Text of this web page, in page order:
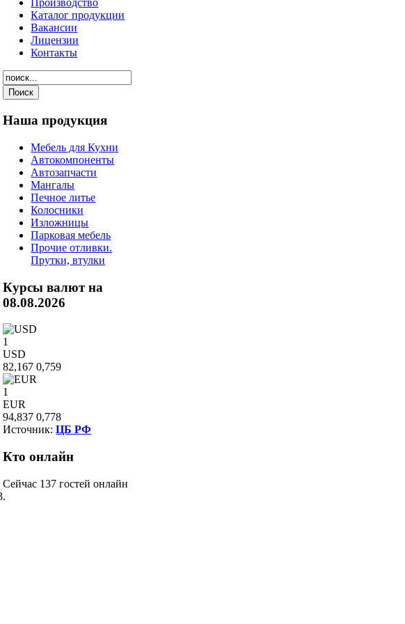
Производство
Каталог продукции
Вакансии
Лицензии
Контакты
Наша продукция
Мебель для Кухни
Автокомпоненты
Автозапчасти
Мангалы
Печное литье
Колосники
Изложницы
Парковая мебель
Прочие отливки.
Прутки, втулки
Курсы валют на
08.08.2026
1
USD
82,1670,759
1
EUR
94,8370,778
Источник:ЦБ РФ
Кто онлайн
Сейчас 137 гостей онлайн